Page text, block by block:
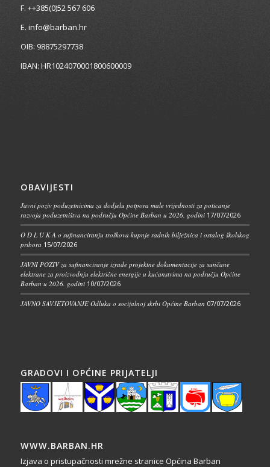
F. ++385(0)52 567 606
E. info@barban.hr
OIB: 98875297738
IBAN: HR1024070001800600009
OBAVIJESTI
Javni poziv poduzetnicima za dodjelu potpora male vrijednosti za poticanje
razvoja poduzetništva na području Općine Barban u 2026. godini 17/07/2026
O D L U K A o sufinanciranju troškova kupnje radnih bilježnica i ostalog školskog
pribora 15/07/2026
JAVNI POZIV za sufinanciranje izrade projektne dokumentacije za sunčane
elektrane za proizvodnju električne energije u kućanstvima na području Općine
Barban u 2026. godini 10/07/2026
JAVNO SAVJETOVANJE Odluka o socijalnoj skrbi Općine Barban 07/07/2026
GRADOVI I OPĆINE PRIJATELJI
WWW.BARBAN.HR
Izjava o pristupačnosti mrežne stranice Općina Barban